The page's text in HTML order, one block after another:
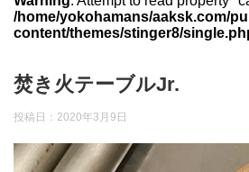
/home/yokohamans/aaksk.com/
content/themes/stinger8/
焚き火テーブルJr.
投稿日： 2020年3月9日